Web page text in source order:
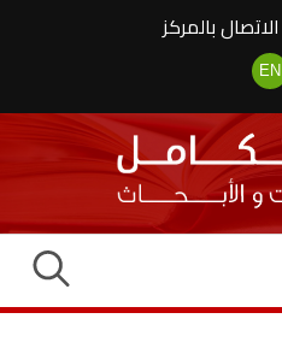
الاتصال بالمركز
EN